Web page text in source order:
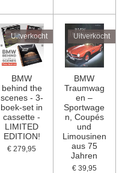
Uitverkocht
BMW
behind the
scenes - 3-
boek-set in
cassette -
LIMITED
EDITION!
€ 279,95
Uitverkocht
BMW
Traumwag
en –
Sportwage
n, Coupés
und
Limousinen
aus 75
Jahren
€ 39,95